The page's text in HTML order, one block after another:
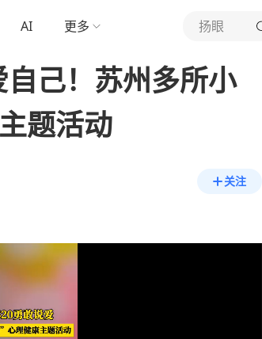
AI 更多 扬眼
己！苏州多所小
题活动
关注